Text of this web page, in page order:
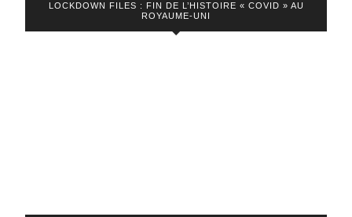
LOCKDOWN FILES : FIN DE L’HISTOIRE « COVID » AU
ROYAUME-UNI